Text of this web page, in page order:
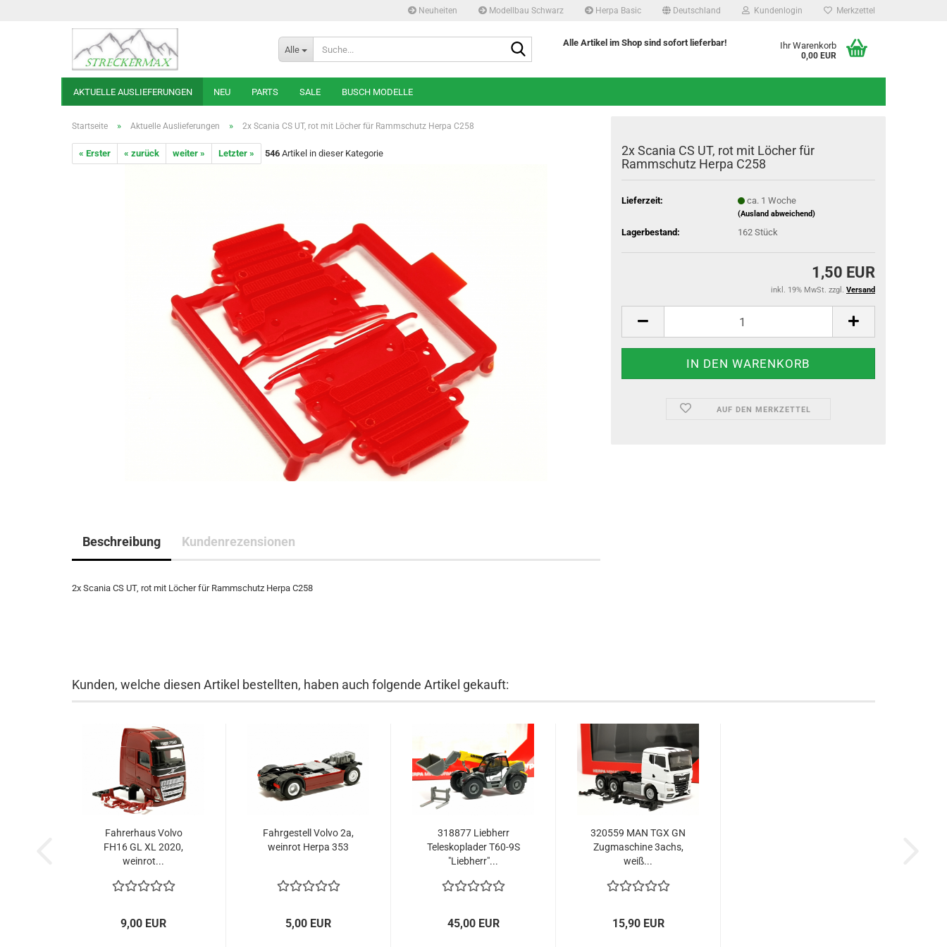
Neuheiten Modellbau Schwarz Herpa Basic Deutschland Kundenlogin Merkzettel
Alle
Alle Artikel im Shop sind sofort lieferbar! Ihr Warenkorb
0,00 EUR
AKTUELLE AUSLIEFERUNGEN NEU PARTS SALE BUSCH MODELLE
Startseite » Aktuelle Auslieferungen » 2x Scania CS UT, rot mit Löcher für Rammschutz Herpa C258
« Erster « zurück weiter » Letzter » 546 Artikel in dieser Kategorie
2x Scania CS UT, rot mit Löcher für
Rammschutz Herpa C258
Lieferzeit: ca. 1 Woche
(Ausland abweichend)
Lagerbestand: 162 Stück
1,50 EUR
inkl. 19% MwSt. zzgl. Versand
AUF DEN MERKZETTEL
Beschreibung Kundenrezensionen
2x Scania CS UT, rot mit Löcher für Rammschutz Herpa C258
Kunden, welche diesen Artikel bestellten, haben auch folgende Artikel gekauft:
Fahrerhaus Volvo
FH16 GL XL 2020,
weinrot...
9,00 EUR
Fahrgestell Volvo 2a,
weinrot Herpa 353
5,00 EUR
318877 Liebherr
Teleskoplader T60-9S
"Liebherr"...
45,00 EUR
320559 MAN TGX GN
Zugmaschine 3achs,
weiß...
15,90 EUR